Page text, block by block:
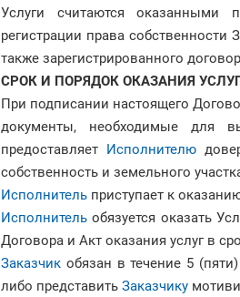
Услуги считаются оказанными
регистрации права
также зарегистрированного
СРОК И ПОРЯДОК ОКАЗАНИЯ
При подписании настоящего
документы, необходимые для
предоставляет Исполнителю
собственность и земельного
Исполнитель приступает к
Исполнитель обязуется оказать
Договора и Акт оказания услуг в
Заказчик обязан в течение 5
либо представить Заказчику